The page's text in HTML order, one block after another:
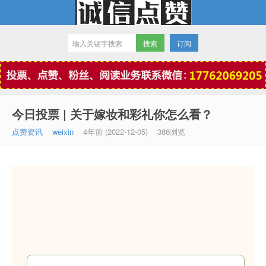
微信点赞
订阅
今日投票 | 关于嫁妆和彩礼你怎么看？
点赞资讯 weixin 4年前 (2022-12-05) 386浏览